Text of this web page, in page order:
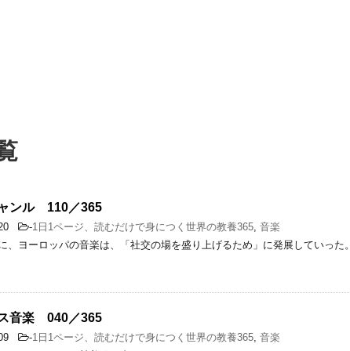
ンル 110／365
-1日1ページ、読むだけで身につく世界の教養365, 音楽
、ヨーロッパの音楽は、「社交の場を盛り上げるため」に発展していった。
音楽 040／365
-1日1ページ、読むだけで身につく世界の教養365, 音楽